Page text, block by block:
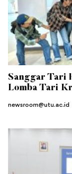
Sanggar Tari
Lomba Tari
newsroom@utu.ac.id